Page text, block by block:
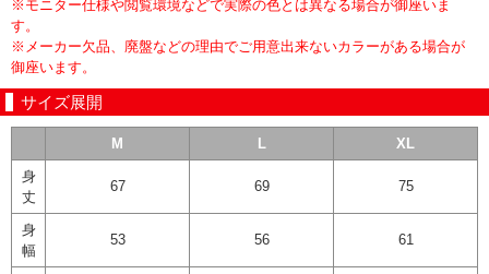
※モニター仕様や閲覧環境などで実際の色とは異なる場合が御座いま
す。
※メーカー欠品、廃盤などの理由でご用意出来ないカラーがある場合が
御座います。
サイズ展開
M L
XL
身
丈
67 69 75
身
幅
53 56 61